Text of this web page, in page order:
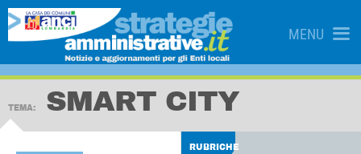
MENU
TEMA: SMART CITY
RUBRICHE